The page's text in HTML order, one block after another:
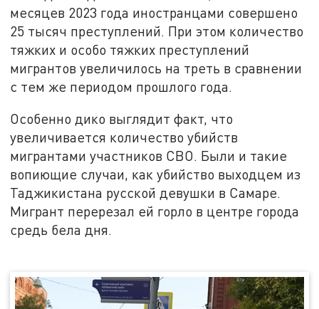
месяцев 2023 года иностранцами совершено
25 тысяч преступлений. При этом количество
тяжких и особо тяжких преступлений
мигрантов увеличилось на треть в сравнении
с тем же периодом прошлого года.
Особенно дико выглядит факт, что
увеличивается количество убийств
мигрантами участников СВО. Были и такие
вопиющие случаи, как убийство выходцем из
Таджикистана русской девушки в Самаре.
Мигрант перерезал ей горло в центре города
средь бела дня.